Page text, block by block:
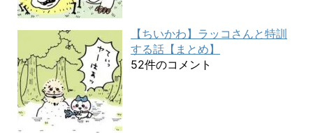
【ちいかわ】ラッコさんと特訓
する話【まとめ】
52件のコメント